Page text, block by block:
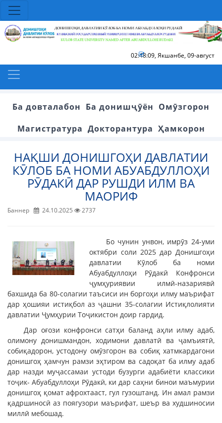
02:48:09, Якшанбе, 09-август
Ба довталабон Ба донишҷӯён Омӯзгорон
Магистратура Докторантура Ҳамкорон
НАҚШИ ДОНИШГОҲИ ДАВЛАТИИ
КӮЛОБ БА НОМИ АБУАБДУЛЛОҲИ
РӮДАКӢ ДАР РУШДИ ИЛМ ВА
МАОРИФ
Баннер 24.10.2025 2737
Бо чунин унвон, имрӯз 24-уми
октябри соли 2025 дар Донишгоҳи
давлатии Кӯлоб ба номи
Абуабдуллоҳи Рӯдакӣ Конфронси
ҷумҳуриявии илмӣ-назариявӣ
бахшида ба 80-солагии таъсиси ин боргоҳи илму маърифат
дар ҳошияи истиқбол аз ҷашни 35-солагии Истиқлолияти
давлатии Ҷумҳурии Тоҷикистон доир гардид.
Дар оғози конфронси сатҳи баланд аҳли илму адаб,
олимону донишмандон, ходимони давлатӣ ва ҷамъиятӣ,
собиқадорон, устодону омӯзгорон ва собиқ хатмкардагони
донишгоҳ ҳамчун рамзи эҳтиром ва садоқат ба илму адаб
дар назди муҷассамаи устоди бузурги адабиёти классики
тоҷик- Абуабдуллоҳи Рӯдакӣ, ки дар саҳни бинои маъмурии
донишгоҳ қомат афрохтааст, гул гузоштанд. Ин амал рамзи
қадршиносӣ аз поягузори маърифат, шеър ва худшиносии
миллӣ мебошад.